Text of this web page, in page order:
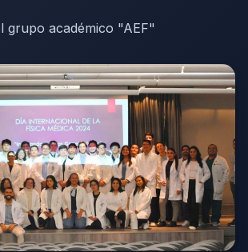
grupo académico "AEF"